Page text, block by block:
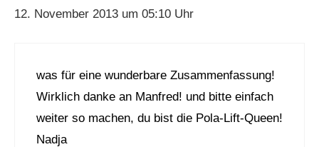
12. November 2013 um 05:10 Uhr
was für eine wunderbare Zusammenfassung!
Wirklich danke an Manfred! und bitte einfach
weiter so machen, du bist die Pola-Lift-Queen!
Nadja